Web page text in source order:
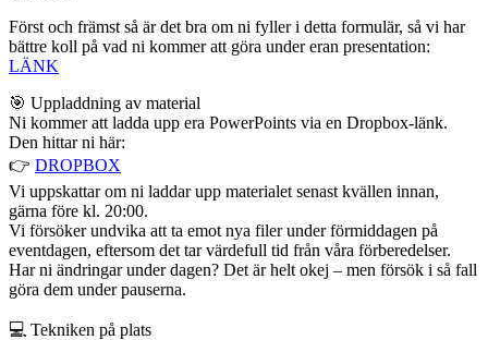
Först och främst så är det bra om ni fyller i detta formulär, så vi har
bättre koll på vad ni kommer att göra under eran presentation:
LÄNK
🎯 Uppladdning av material
Ni kommer att ladda upp era PowerPoints via en Dropbox-länk.
Den hittar ni här:
👉 DROPBOX
Vi uppskattar om ni laddar upp materialet senast kvällen innan,
gärna före kl. 20:00.
Vi försöker undvika att ta emot nya filer under förmiddagen på
eventdagen, eftersom det tar värdefull tid från våra förberedelser.
Har ni ändringar under dagen? Det är helt okej – men försök i så fall
göra dem under pauserna.
💻 Tekniken på plats